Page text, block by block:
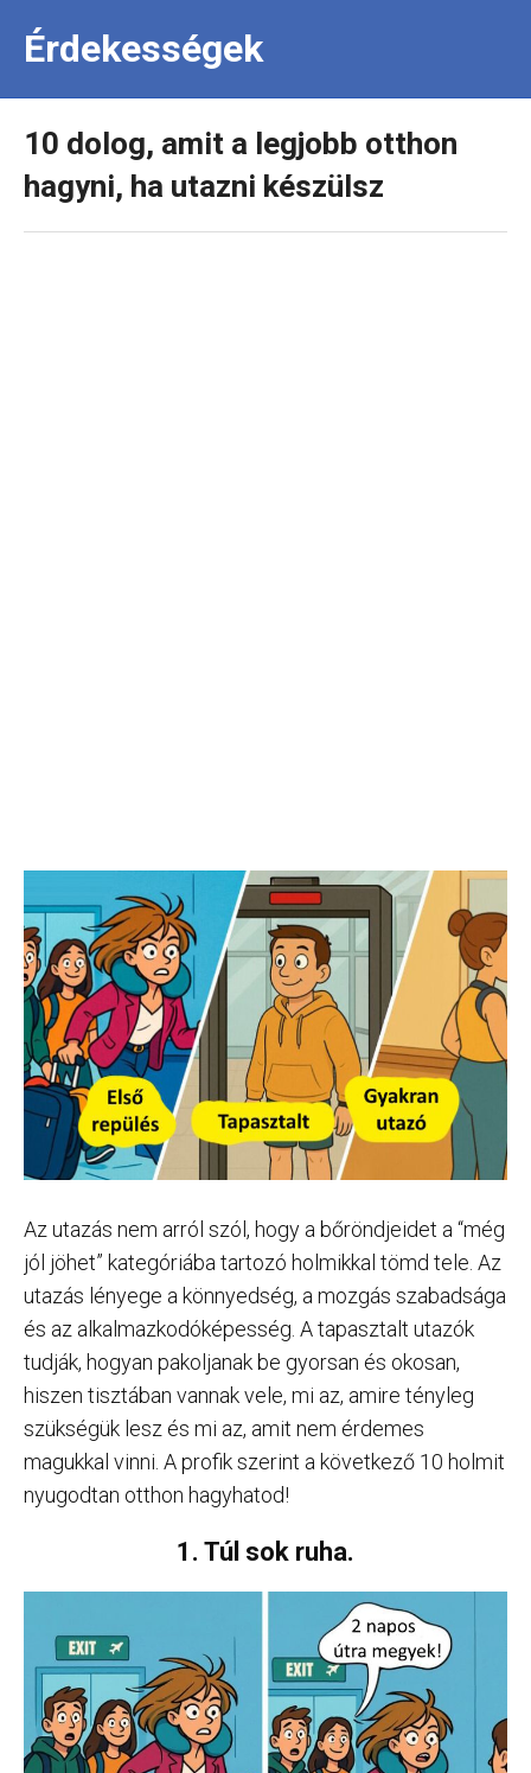
Érdekességek
10 dolog, amit a legjobb otthon
hagyni, ha utazni készülsz
Az utazás nem arról szól, hogy a bőröndjeidet a “még
jól jöhet” kategóriába tartozó holmikkal tömd tele. Az
utazás lényege a könnyedség, a mozgás szabadsága
és az alkalmazkodóképesség. A tapasztalt utazók
tudják, hogyan pakoljanak be gyorsan és okosan,
hiszen tisztában vannak vele, mi az, amire tényleg
szükségük lesz és mi az, amit nem érdemes
magukkal vinni. A profik szerint a következő 10 holmit
nyugodtan otthon hagyhatod!
1. Túl sok ruha.